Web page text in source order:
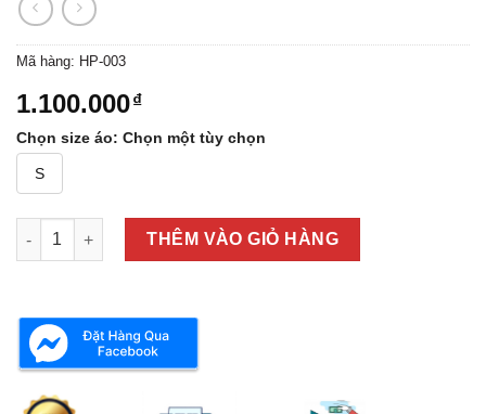
Mã hàng: HP-003
1.100.000₫
Chọn size áo: Chọn một tùy chọn
S
POLO CANTERBURY HP-003 số lượng
THÊM VÀO GIỎ HÀNG